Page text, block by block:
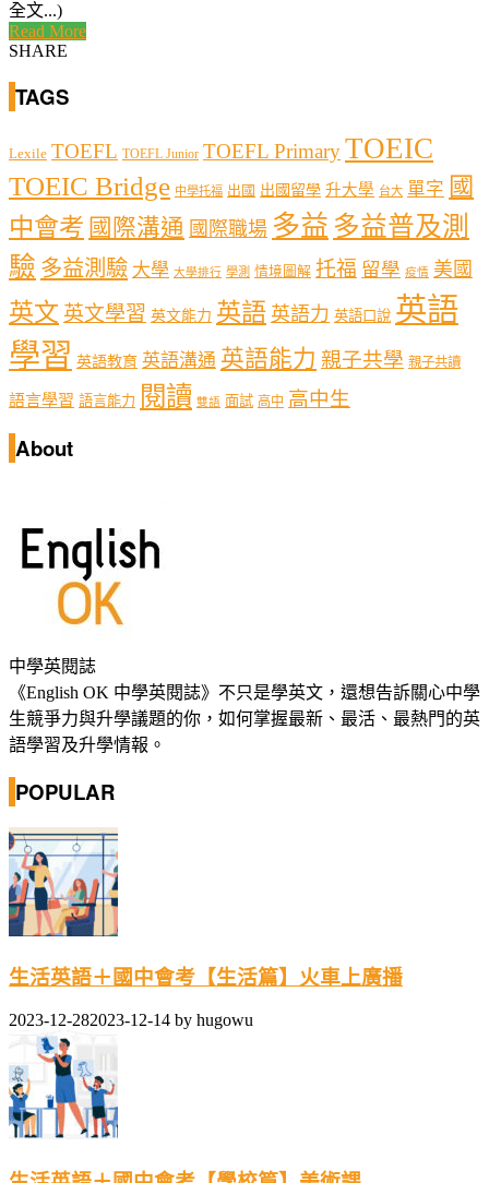
全文...)
Read More
SHARE
TAGS
Lexile TOEFL TOEFL Junior TOEFL PrimaryTOEIC
TOEIC Bridge 中學托福 出國 出國留學 升大學 台大 單字 國
中會考 國際溝通 國際職場 多益 多益普及測
驗 多益測驗 大學 大學排行 學測 情境圖解 托福 留學 疫情 美國
英文 英文學習 英文能力 英語 英語力 英語口說 英語
學習 英語教育 英語溝通 英語能力 親子共學 親子共讀
語言學習 語言能力 閱讀 雙語 面試 高中 高中生
About
中學英閱誌
《English OK 中學英閱誌》不只是學英文，還想告訴關心中學
生競爭力與升學議題的你，如何掌握最新、最活、最熱門的英
語學習及升學情報。
POPULAR
生活英語＋國中會考【生活篇】火車上廣播
2023-12-282023-12-14 by hugowu